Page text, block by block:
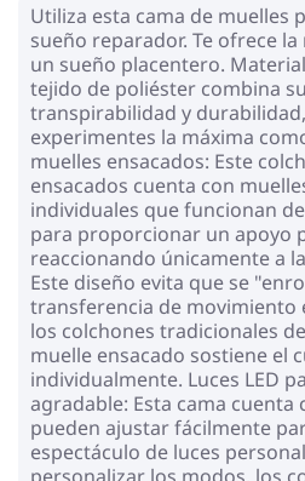
Utiliza esta cama de muelles
sueño reparador. Te ofrece
un sueño placentero.
tejido de poliéster combina
transpirabilidad y
experimentes la máxima
muelles ensacados: Este
ensacados cuenta con
individuales que funcionan
para proporcionar un apoyo
reaccionando únicamente a
Este diseño evita que se
transferencia de movimiento
los colchones tradicionales
muelle ensacado sostiene el
individualmente. Luces LED
agradable: Esta cama cuenta
pueden ajustar fácilmente
espectáculo de luces